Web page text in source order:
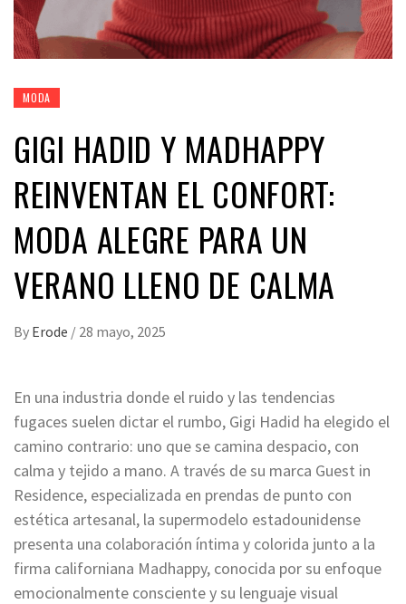
MODA
GIGI HADID Y MADHAPPY
REINVENTAN EL CONFORT:
MODA ALEGRE PARA UN
VERANO LLENO DE CALMA
By Erode / 28 mayo, 2025
En una industria donde el ruido y las tendencias
fugaces suelen dictar el rumbo, Gigi Hadid ha elegido el
camino contrario: uno que se camina despacio, con
calma y tejido a mano. A través de su marca Guest in
Residence, especializada en prendas de punto con
estética artesanal, la supermodelo estadounidense
presenta una colaboración íntima y colorida junto a la
firma californiana Madhappy, conocida por su enfoque
emocionalmente consciente y su lenguaje visual